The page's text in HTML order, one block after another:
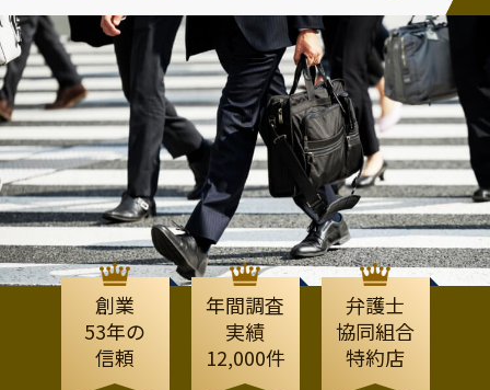
創業
53年の
信頼
年間調査
実績
12,000件
弁護士
協同組合
特約店